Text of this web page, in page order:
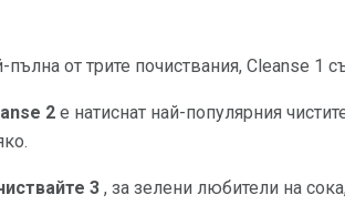
пълна от трите почиствания, Cleanse
2 е натиснат най-популярния
3 , за зелени любители на